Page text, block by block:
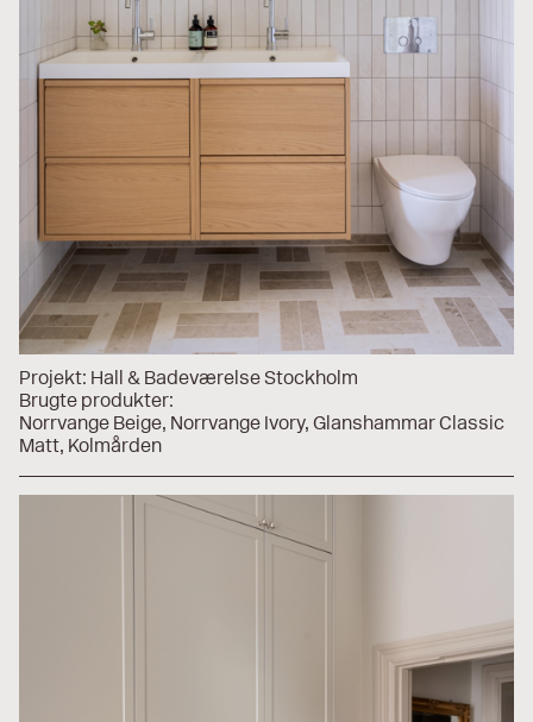
Projekt: Hall & Badeværelse Stockholm
Brugte produkter:
Norrvange Beige Norrvange Ivory Glanshammar Classic
Matt Kolmården